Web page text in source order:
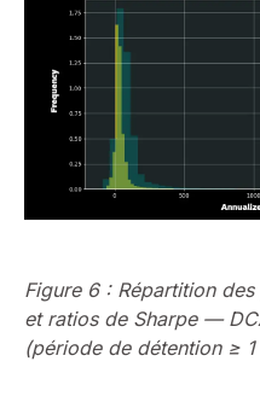
Figure 6 : Répartition
et ratios de Sharpe —
(période de détention ≥ 1